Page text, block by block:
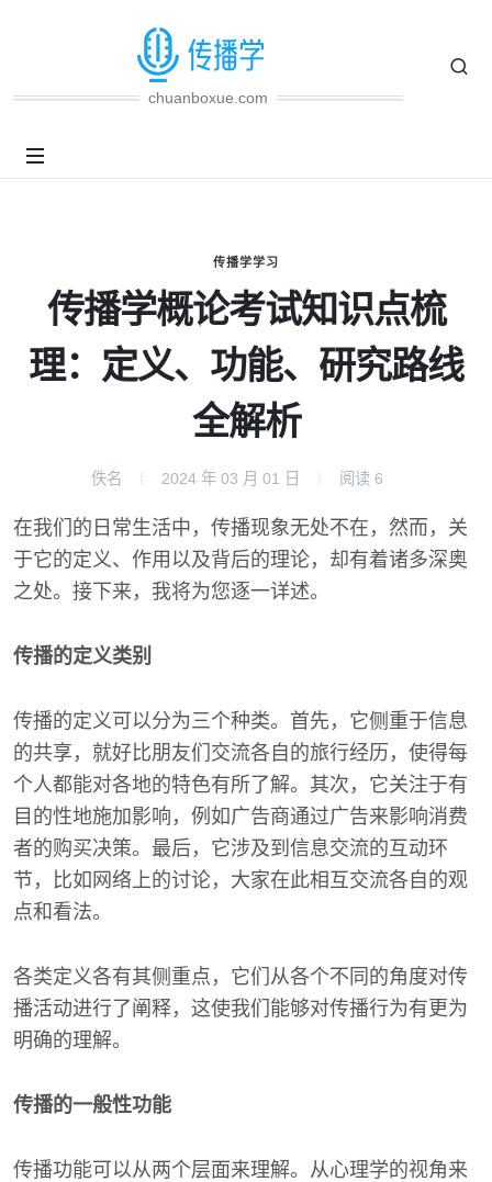
chuanboxue.com
传播学学习
传播学概论考试知识点梳
理：定义、功能、研究路线
全解析
佚名 2024 年 03 月 01 日 阅读 6
在我们的日常生活中，传播现象无处不在，然而，关
于它的定义、作用以及背后的理论，却有着诸多深奥
之处。接下来，我将为您逐一详述。
传播的定义类别
传播的定义可以分为三个种类。首先，它侧重于信息
的共享，就好比朋友们交流各自的旅行经历，使得每
个人都能对各地的特色有所了解。其次，它关注于有
目的性地施加影响，例如广告商通过广告来影响消费
者的购买决策。最后，它涉及到信息交流的互动环
节，比如网络上的讨论，大家在此相互交流各自的观
点和看法。
各类定义各有其侧重点，它们从各个不同的角度对传
播活动进行了阐释，这使我们能够对传播行为有更为
明确的理解。
传播的一般性功能
传播功能可以从两个层面来理解。从心理学的视角来